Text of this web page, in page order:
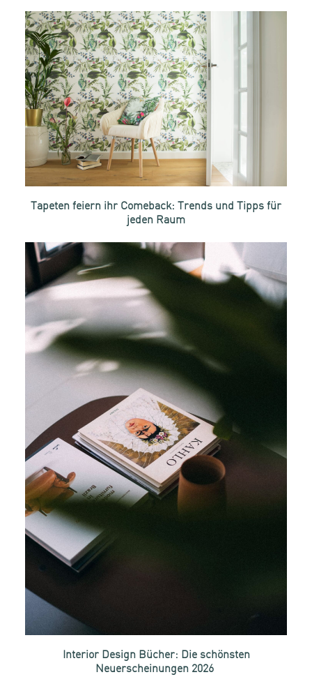
Tapeten feiern ihr Comeback: Trends und Tipps für
jeden Raum
Interior Design Bücher: Die schönsten
Neuerscheinungen 2026